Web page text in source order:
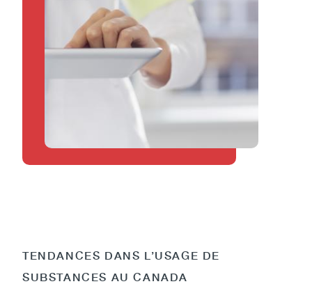
TENDANCES DANS L’USAGE DE
SUBSTANCES AU CANADA